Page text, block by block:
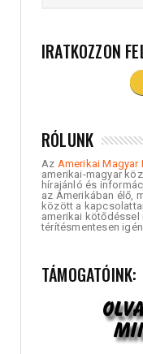
IRATKOZZON
RÓLUNK
Az Amerikai Magyar
amerikai-magyar
hírajánló és
az Amerikában élő,
között a
amerikai kötődéssel
térítésmentesen
TÁMOGATÓINK: